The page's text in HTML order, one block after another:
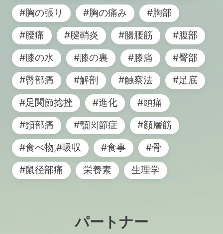
#胸の張り
#胸の痛み
#胸部
#腰痛
#腱鞘炎 #腸腰筋
#腹部
#膝の水
#膝の裏 #膝痛
#臀部
#臀部痛
#解剖 #触察法
#足底
#足関節捻挫
#進化
#頭痛
#頸部痛
#顎関節症
#顔層筋
#食べ物,#吸収
#食事
#骨
#鼠径部痛
栄養素 生理学
パートナー